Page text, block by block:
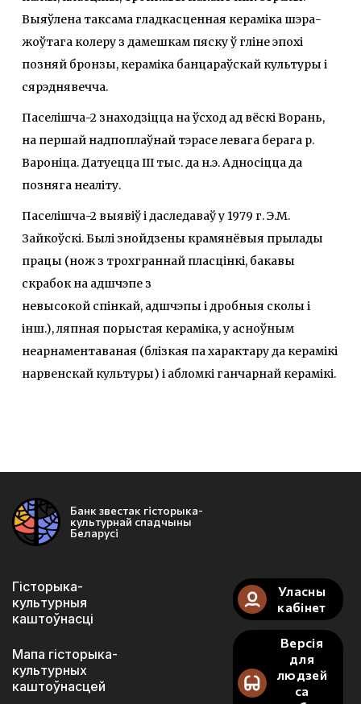
Выяўлена таксама гладкасценная кераміка шэра-
жоўтага колеру з дамешкам пяску ў гліне эпохі
позняй бронзы, кераміка банцараўскай культуры і
сярэднявечча.
Паселішча-2 знаходзіцца на ўсход ад вёскі Ворань,
на першай надпоплаўнай тэрасе левага берага р.
Вароніца. Датуецца ІІІ тыс. да н.э. Адносіцца да
позняга неаліту.
Паселішча-2 выявіў і даследаваў у 1979 г. Э.М.
Зайкоўскі. Былі знойдзены крамянёвыя прылады
працы (нож з трохграннай пласцінкі, бакавы
скрабок на адшчэпе з
невысокой спінкай, адшчэпы i дробныя сколы і
інш.), ляпная порыстая кераміка, у асноўным
неарнаментаваная (блізкая па характару да керамікі
нарвенскай культуры) і абломкі ганчарнай керамікі.
Банк звестак гісторыка-
культурнай спадчыны
Беларусі
Гісторыка-
культурныя
каштоўнасці
Мапа гісторыка-
культурных
каштоўнасцей
Уласны
кабінет
Версія
для
людзей
са